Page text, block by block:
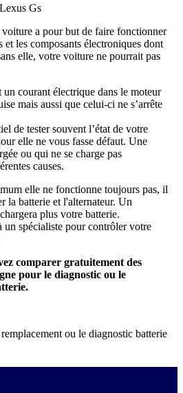
Gs
a pour but de faire fonctionner
et les composants électroniques dont
elle, votre voiture ne pourrait pas
courant électrique dans le moteur
mais aussi que celui-ci ne s’arrête
de tester souvent l’état de votre
elle ne vous fasse défaut. Une
ou qui ne se charge pas
causes.
elle ne fonctionne toujours pas, il
la batterie et l'alternateur. Un
plus votre batterie.
un spécialiste pour contrôler votre
comparer gratuitement des
pour le diagnostic ou le
ou le diagnostic batterie